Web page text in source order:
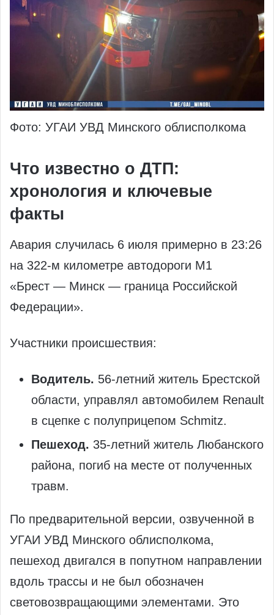
Фото: УГАИ УВД Минского облисполкома
Что известно о ДТП:
хронология и ключевые
факты
Авария случилась 6 июля примерно в 23:26
на 322‑м километре автодороги М1
«Брест — Минск — граница Российской
Федерации».
Участники происшествия:
Водитель. 56‑летний житель Брестской
области, управлял автомобилем Renault
в сцепке с полуприцепом Schmitz.
Пешеход. 35‑летний житель Любанского
района, погиб на месте от полученных
травм.
По предварительной версии, озвученной в
УГАИ УВД Минского облисполкома,
пешеход двигался в попутном направлении
вдоль трассы и не был обозначен
световозвращающими элементами. Это